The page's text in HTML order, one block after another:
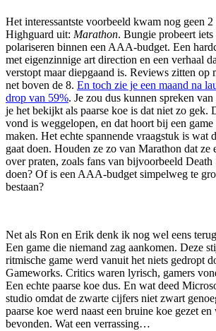
Het interessantste voorbeeld kwam nog geen 2
Highguard uit: Marathon. Bungie probeert
polariseren binnen een AAA-budget. Een
met eigenzinnige art direction en een verhaal
verstopt maar diepgaand is. Reviews zitten op
net boven de 8. En toch zie je een maand na
drop van 59%. Je zou dus kunnen spreken
je het bekijkt als paarse koe is dat niet zo gek.
vond is weggelopen, en dat hoort bij een
maken. Het echte spannende vraagstuk is wat
gaat doen. Houden ze zo van Marathon dat
over praten, zoals fans van bijvoorbeeld Death
doen? Of is een AAA-budget simpelweg te
bestaan?
Net als Ron en Erik denk ik nog wel eens
Een game die niemand zag aankomen. Deze
ritmische game werd vanuit het niets gedropt
Gameworks. Critics waren lyrisch, gamers
Een echte paarse koe dus. En wat deed
studio omdat de zwarte cijfers niet zwart
paarse koe werd naast een bruine koe gezet en
bevonden. Wat een verrassing…